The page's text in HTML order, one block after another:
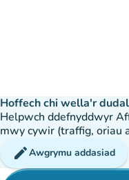
Hoffech chi wella'r
Helpwch ddefnyddwyr
mwy cywir (traffig, oriau
editAwgrymu addasiad